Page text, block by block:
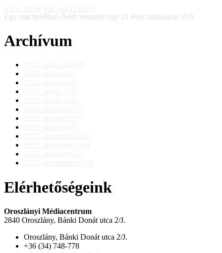
Egy vita hevében életét vesztette egy 21 éves tatabányai férfi.
Archívum
Elérhetőségeink
Oroszlányi Médiacentrum
2840 Oroszlány, Bánki Donát utca 2/J.
Oroszlány, Bánki Donát utca 2/J.
+36 (34) 748-778